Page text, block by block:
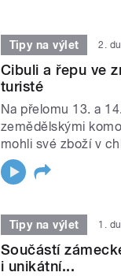
Tipy na výlet 2.
Cibuli a řepu ve
turisté
Na přelomu 13. a
zemědělskými
mohli své zboží v
Tipy na výlet 1.
Součástí
i unikátní...